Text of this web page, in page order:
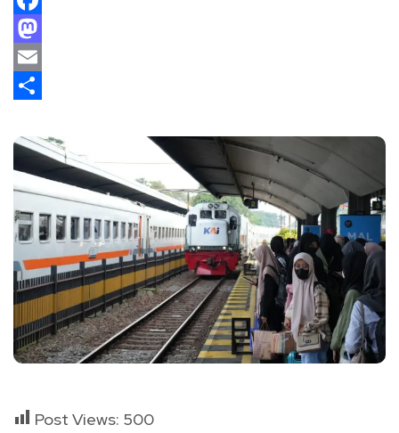
Facebook
Mastodon
Email
Post Views: 500